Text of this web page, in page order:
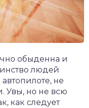
обыденна и
людей
не
Увы, но не всю
как следует